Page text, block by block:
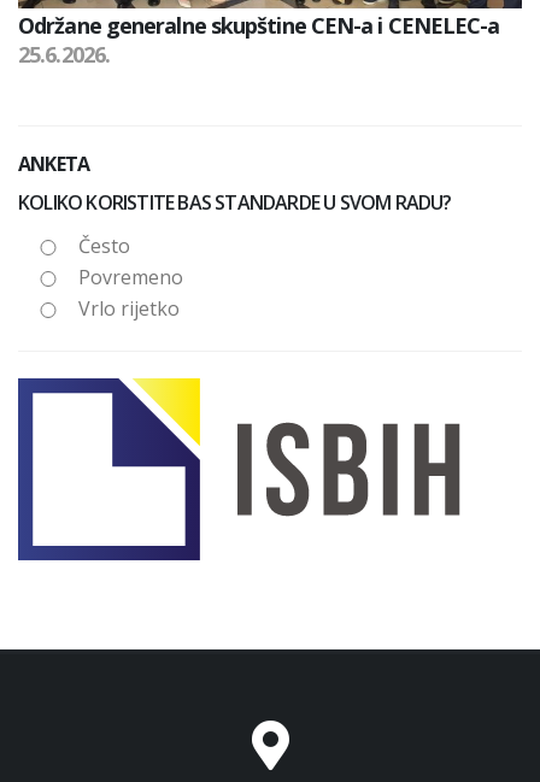
Održane generalne skupštine CEN-a i CENELEC-a
25.6.2026.
ANKETA
KOLIKO KORISTITE BAS STANDARDE U SVOM RADU?
Često
Povremeno
Vrlo rijetko